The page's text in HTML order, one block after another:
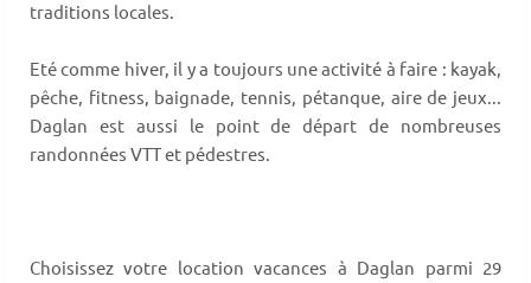
traditions locales.
Eté comme hiver, il y a toujours une activité à faire : kayak,
pêche, fitness, baignade, tennis, pétanque, aire de jeux...
Daglan est aussi le point de départ de nombreuses
randonnées VTT et pédestres.
Choisissez votre location vacances à Daglan parmi 29